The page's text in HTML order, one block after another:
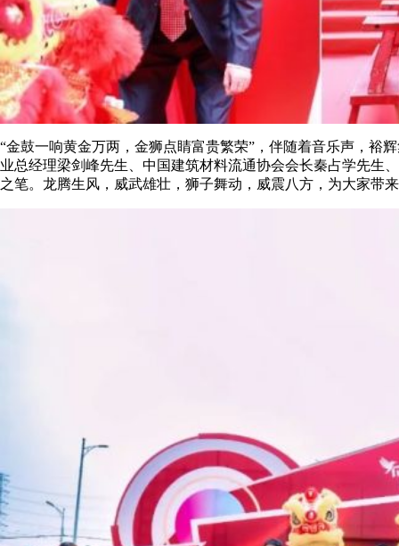
“金鼓一响黄金万两，金狮点睛富贵繁荣”，伴随着音乐声，裕
业总经理梁剑峰先生、中国建筑材料流通协会会长秦占学先生
之笔。龙腾生风，威武雄壮，狮子舞动，威震八方，为大家带